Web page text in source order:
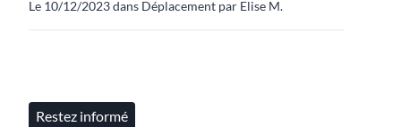
Le 10/12/2023 dans Déplacement par Elise M.
Restez informé